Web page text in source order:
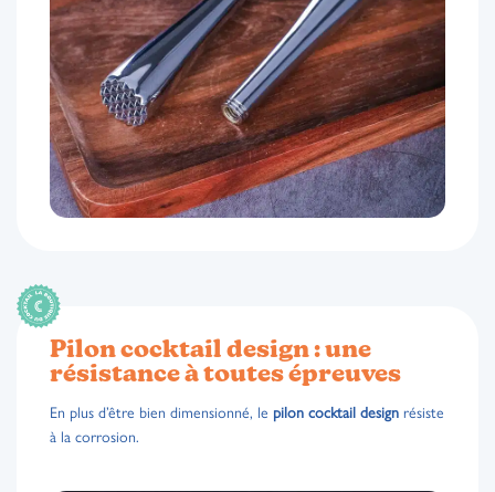
Pilon cocktail design : une
résistance à toutes épreuves
En plus d’être bien dimensionné, le pilon cocktail design résiste
à la corrosion.